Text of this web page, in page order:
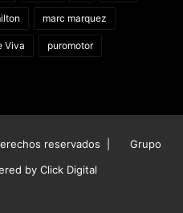
marc marquez
Viva puromotor
reservados |
Grupo
by Click Digital